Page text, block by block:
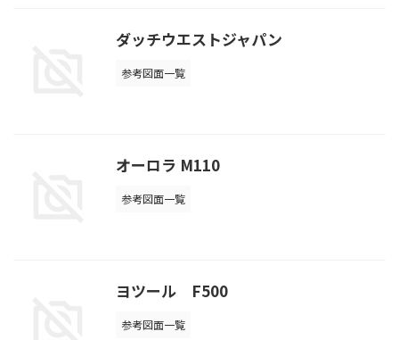
ダッチウエストジャパン
参考図面一覧
オーロラ M110
参考図面一覧
ヨツール F500
参考図面一覧